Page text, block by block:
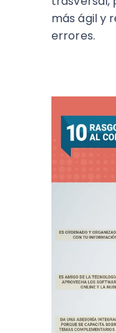
más ágil y
errores.